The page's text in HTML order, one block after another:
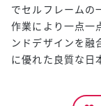
でセルフレームの
作業により一点一
ンドデザインを融
に優れた良質な日